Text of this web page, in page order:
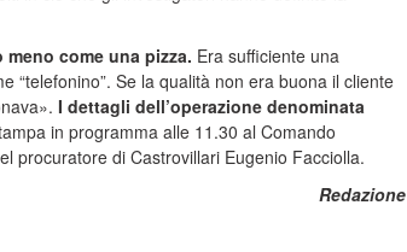
come una pizza. Era sufficiente una
“telefonino”. Se la qualità non era buona il cliente
I dettagli dell’operazione denominata
in programma alle 11.30 al Comando
procuratore di Castrovillari Eugenio Facciolla.
Redazione